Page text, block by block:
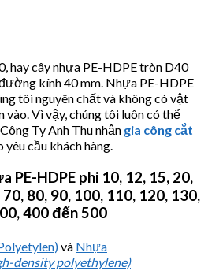
hay cây nhựa PE-HDPE tròn D40
kính 40 mm. Nhựa PE-HDPE
tôi nguyên chất và không có vật
Vì vậy, chúng tôi luôn có thể
Ty Anh Thu nhận gia công cắt
yêu cầu khách hàng.
PE-HDPE phi 10, 12, 15, 20,
80, 90, 100, 110, 120, 130,
400 đến 500
và Nhựa
density polyethylene)